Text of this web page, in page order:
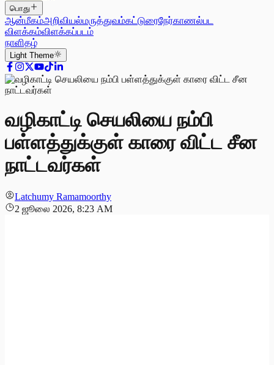
பொது
ஆன்மீகம்அறிவியல்மருத்துவம்கட்டுரைநேர்காணல்பட
விளக்கம்விளக்கப்படம்
நாளிதழ்
Light Theme
வழிகாட்டி செயலியை நம்பி
பள்ளத்துக்குள் காரை விட்ட சீன
நாட்டவர்கள்
Latchumy Ramamoorthy
2 ஜூலை 2026, 8:23 AM